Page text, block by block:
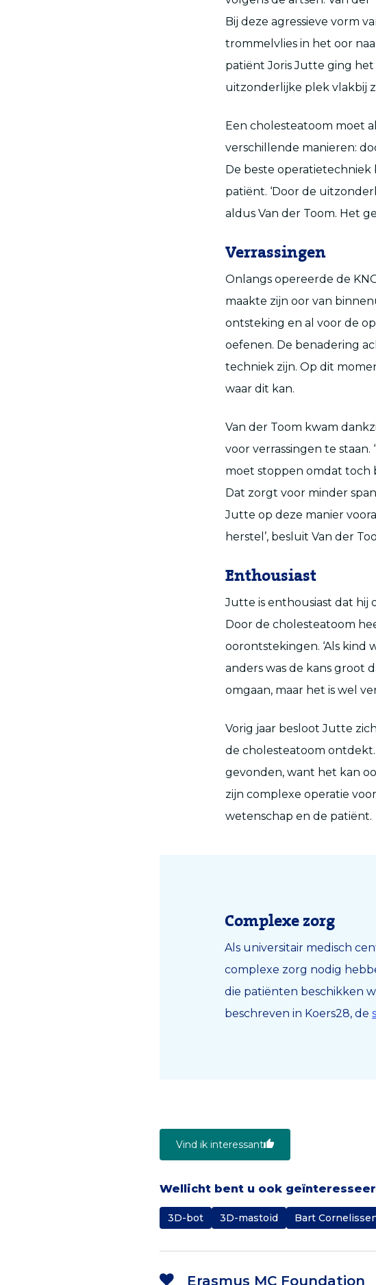
Bij deze agressieve vorm
trommelvlies in het oor
patiënt Joris Jutte ging
uitzonderlijke plek vlakbij
Een cholesteatoom moet
verschillende manieren:
De beste operatietechniek
patiënt. ‘Door de
aldus Van der Toom. Het
Verrassingen
Onlangs opereerde de
maakte zijn oor van
ontsteking en al voor de
oefenen. De benadering
techniek zijn. Op dit
waar dit kan.
Van der Toom kwam
voor verrassingen te
moet stoppen omdat toch
Dat zorgt voor minder
Jutte op deze manier
herstel’, besluit Van der
Enthousiast
Jutte is enthousiast dat hij
Door de cholesteatoom
oorontstekingen. ‘Als
anders was de kans groot
omgaan, maar het is wel
Vorig jaar besloot Jutte
de cholesteatoom ontdekt.
gevonden, want het kan
zijn complexe operatie
wetenschap en de patiënt.
Complexe zorg
Als universitair medisch
complexe zorg nodig
die patiënten beschikken
beschreven in Koers28, de
Vind ik interessant
Wellicht bent u ook
3D-bot 3D-mastoid Bart
Erasmus MC Foundation